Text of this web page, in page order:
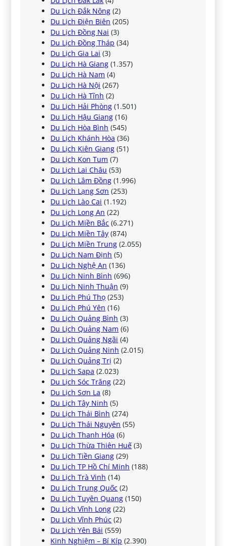
Du Lịch Đắk Nông (2)
Du Lịch Điện Biên (205)
Du Lịch Đồng Nai (3)
Du Lịch Đồng Tháp (34)
Du Lịch Gia Lai (3)
Du Lịch Hà Giang (1.357)
Du Lịch Hà Nam (4)
Du Lịch Hà Nội (267)
Du Lịch Hà Tĩnh (2)
Du Lịch Hải Phòng (1.501)
Du Lịch Hậu Giang (16)
Du Lịch Hòa Bình (545)
Du Lịch Khánh Hòa (36)
Du Lịch Kiên Giang (51)
Du Lịch Kon Tum (7)
Du Lịch Lai Châu (53)
Du Lịch Lâm Đồng (1.996)
Du Lịch Lạng Sơn (253)
Du Lịch Lào Cai (1.192)
Du Lịch Long An (22)
Du Lịch Miền Bắc (6.271)
Du Lịch Miền Tây (874)
Du Lịch Miền Trung (2.055)
Du Lịch Nam Định (5)
Du Lịch Nghệ An (136)
Du Lịch Ninh Bình (696)
Du Lịch Ninh Thuận (9)
Du Lịch Phú Thọ (253)
Du Lịch Phú Yên (16)
Du Lịch Quảng Bình (3)
Du Lịch Quảng Nam (6)
Du Lịch Quảng Ngãi (4)
Du Lịch Quảng Ninh (2.015)
Du Lịch Quảng Trị (2)
Du Lịch Sapa (2.023)
Du Lịch Sóc Trăng (22)
Du Lịch Sơn La (8)
Du Lịch Tây Ninh (5)
Du Lịch Thái Bình (274)
Du Lịch Thái Nguyên (55)
Du Lịch Thanh Hóa (6)
Du Lịch Thừa Thiên Huế (3)
Du Lịch Tiền Giang (29)
Du Lịch TP Hồ Chí Minh (188)
Du Lịch Trà Vinh (14)
Du Lịch Trung Quốc (2)
Du Lịch Tuyên Quang (150)
Du Lịch Vĩnh Long (22)
Du Lịch Vĩnh Phúc (2)
Du Lịch Yên Bái (559)
Kinh Nghiệm – Bí Kíp (2.390)